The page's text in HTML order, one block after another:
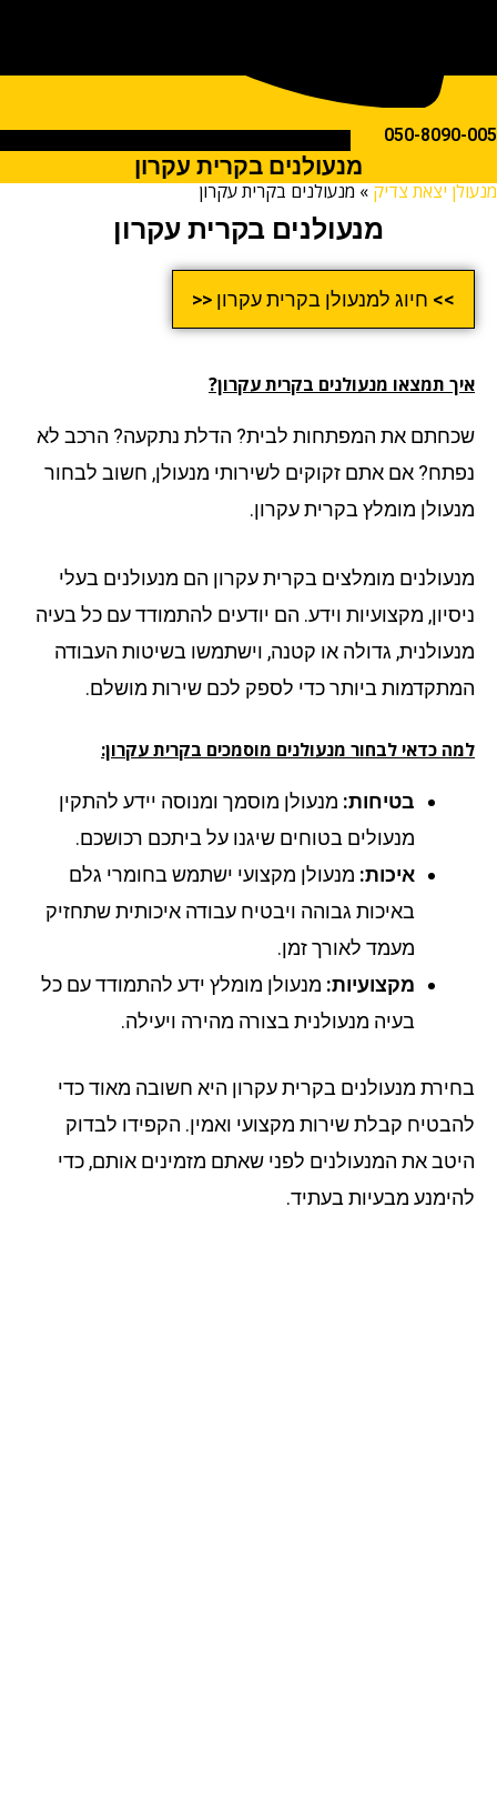
050-
מנעולנים בקרית עקרון
יצאת צדיק»מנעולנים בקרית עקרון
מנעולנים בקרית עקרון
>> חיוג למנעולן בקרית עקרון <<
תמצאו מנעולנים בקרית עקרון?
את המפתחות לבית? הדלת נתקעה? הרכב לא
אם אתם זקוקים לשירותי מנעולן, חשוב לבחור
מומלץ בקרית עקרון.
מומלצים בקרית עקרון הם מנעולנים בעלי
מקצועיות וידע. הם יודעים להתמודד עם כל בעיה
גדולה או קטנה, וישתמשו בשיטות העבודה
ביותר כדי לספק לכם שירות מושלם.
כדאי לבחור מנעולנים מוסמכים בקרית עקרון:
בטיחות:מנעולן מוסמך ומנוסה יידע להתקין
מנעולים בטוחים שיגנו על ביתכם רכושכם.
איכות:מנעולן מקצועי ישתמש בחומרי גלם
באיכות גבוהה ויבטיח עבודה איכותית שתחזיק
מעמד לאורך זמן.
מקצועיות:מנעולן מומלץ ידע להתמודד עם כל
בעיה מנעולנית בצורה מהירה ויעילה.
מנעולנים בקרית עקרון היא חשובה מאוד כדי
קבלת שירות מקצועי ואמין. הקפידו לבדוק
את המנעולנים לפני שאתם מזמינים אותם, כדי
מבעיות בעתיד.